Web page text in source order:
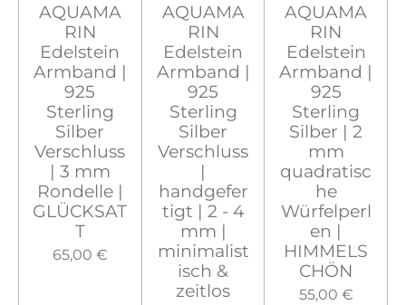
AQUAMA
RIN
Edelstein
Armband |
925
Sterling
Silber
Verschluss
| 3 mm
Rondelle |
GLÜCKSAT
T
65,00 €
AQUAMA
RIN
Edelstein
Armband |
925
Sterling
Silber
Verschluss
|
handgefer
tigt | 2 - 4
mm |
minimalist
isch &
zeitlos
AQUAMA
RIN
Edelstein
Armband |
925
Sterling
Silber | 2
mm
quadratisc
he
Würfelperl
en |
HIMMELS
CHÖN
55,00 €